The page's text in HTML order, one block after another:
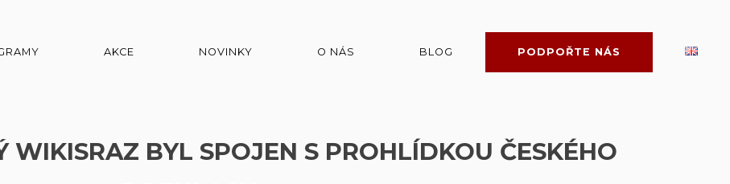
AKCE NOVINKY O NÁS BLOG PODPOŘTE NÁS
WIKISRAZ BYL SPOJEN S PROHLÍDKOU ČESKÉHO